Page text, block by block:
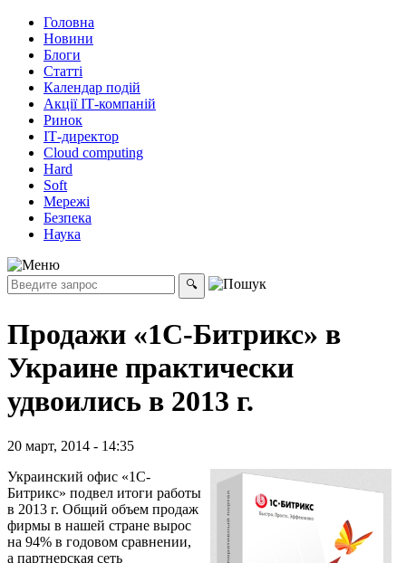
Головна
Новини
Блоги
Статті
Календар подій
Акції ІТ-компаній
Ринок
ІТ-директор
Cloud computing
Hard
Soft
Мережі
Безпека
Наука
Продажи «1С-Битрикс» в
Украине практически
удвоились в 2013 г.
20 март, 2014 - 14:35
Украинский офис «1С-
Битрикс» подвел итоги работы
в 2013 г. Общий объем продаж
фирмы в нашей стране вырос
на 94% в годовом сравнении,
а партнерская сеть